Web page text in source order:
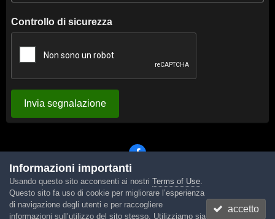
Controllo di sicurezza
Invia segnalazione
Lingua Tema Contattaci Cookies
Powered by Invision Community
Informazioni importanti
Usando questo sito acconsenti ai nostri Terms of Use.
Questo sito fa uso di cookie per migliorare l’esperienza
di navigazione degli utenti e per raccogliere
informazioni sull’utilizzo del sito stesso. Utilizziamo sia
accetto